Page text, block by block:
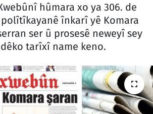
hûmara xo ya 306. de
înkarî yê Komara
ser û prosesê neweyî sey
tarîxî name keno.
Durumu ve Fikstür